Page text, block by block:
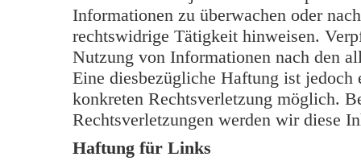
Informationen zu überwachen oder
rechtswidrige Tätigkeit hinweisen.
Nutzung von Informationen nach den
Eine diesbezügliche Haftung ist
konkreten Rechtsverletzung möglich.
Rechtsverletzungen werden wir diese
Haftung für Links